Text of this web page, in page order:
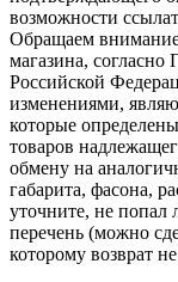
возможности
Обращаем
магазина,
Российской
изменениями,
которые
товаров
обмену на
габарита, фасона,
уточните, не
перечень (можно
которому возврат